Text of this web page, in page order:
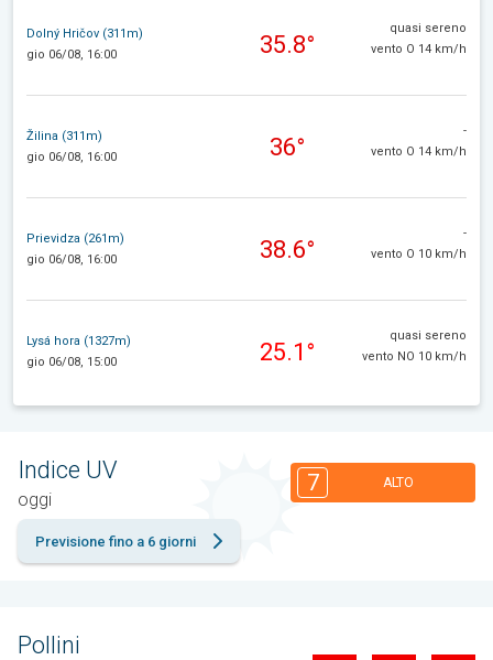
Dolný Hričov (311m)
gio 06/08, 16:00
35.8°
quasi sereno
vento O 14 km/h
Žilina (311m)
gio 06/08, 16:00
36°
-
vento O 14 km/h
Prievidza (261m)
gio 06/08, 16:00
38.6°
-
vento O 10 km/h
Lysá hora (1327m)
gio 06/08, 15:00
25.1°
quasi sereno
vento NO 10 km/h
Indice UV
oggi
7 ALTO
Previsione fino a 6 giorni
Pollini